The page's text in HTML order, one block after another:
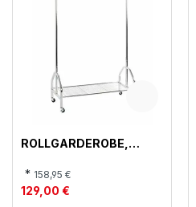
ROLLGARDEROBE,
* 158,95 €
129,00 €